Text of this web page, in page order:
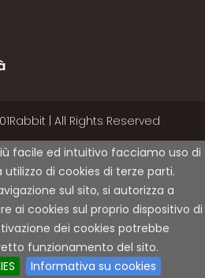
facile ed intuitivo facciamo uso di
di cookies di terze parti.
sul sito, si autorizza a
ai cookies sul proprio dispositivo di
dei cookies potrebbe
funzionamento del sito.
Informativa su cookies
| All Rights Reserved